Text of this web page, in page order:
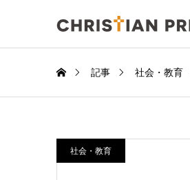
記事 社会・教育
社会・教育